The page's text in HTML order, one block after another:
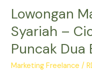
Lowongan
Syariah –
Puncak Dua
Marketing Freelance /
Lowongan
Properti
Syariah
Cicilan